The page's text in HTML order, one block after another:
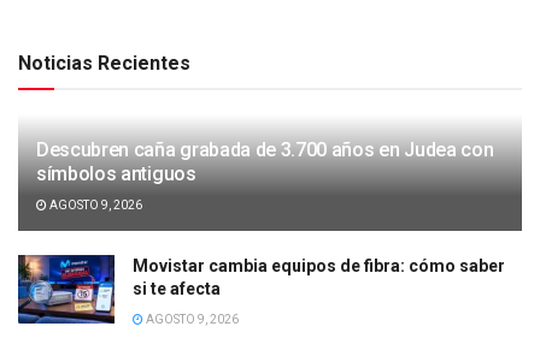
Noticias Recientes
Descubren caña grabada de 3.700 años en Judea con
símbolos antiguos
AGOSTO 9, 2026
Movistar cambia equipos de fibra: cómo saber
si te afecta
AGOSTO 9, 2026